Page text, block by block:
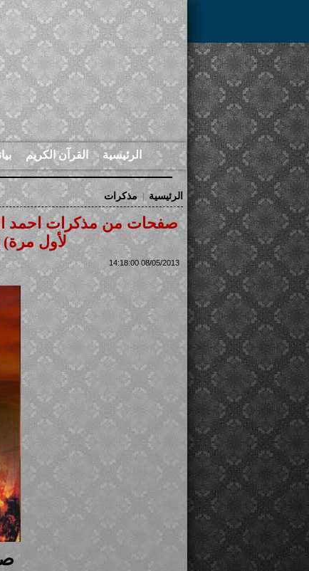
الرئيسية القرآن الكريم
الرئيسية | مذكرات
صفحات من مذكرات احمد
لأول مرة) (7) الكسب الخادع
08/05/2013 14:18:00